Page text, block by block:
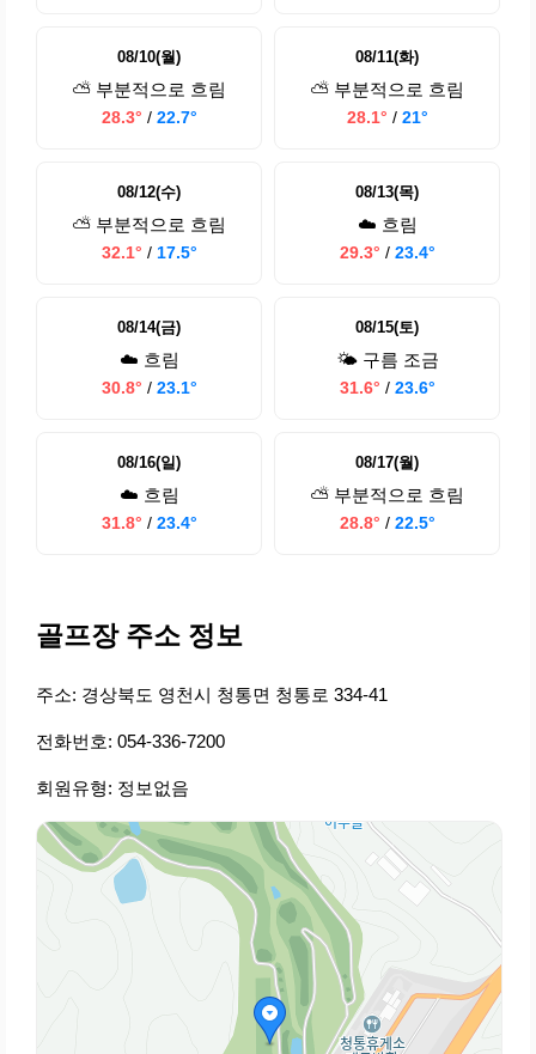
08/10(월)
⛅ 부분적으로 흐림
28.3° / 22.7°
08/11(화)
⛅ 부분적으로 흐림
28.1° / 21°
08/12(수)
⛅ 부분적으로 흐림
32.1° / 17.5°
08/13(목)
☁️ 흐림
29.3° / 23.4°
08/14(금)
☁️ 흐림
30.8° / 23.1°
08/15(토)
🌤️ 구름 조금
31.6° / 23.6°
08/16(일)
☁️ 흐림
31.8° / 23.4°
08/17(월)
⛅ 부분적으로 흐림
28.8° / 22.5°
골프장 주소 정보
주소: 경상북도 영천시 청통면 청통로 334-41
전화번호: 054-336-7200
회원유형: 정보없음